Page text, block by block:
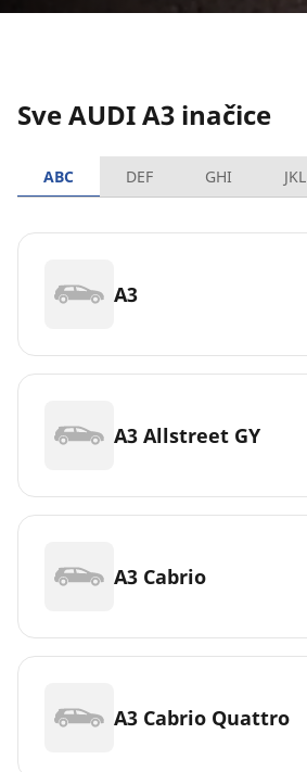
Sve AUDI A3 inačice
ABC DEF GHI JKL
A3
A3 Allstreet GY
A3 Cabrio
A3 Cabrio Quattro